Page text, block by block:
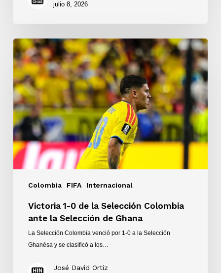
julio 8, 2026
Colombia FIFA Internacional
Victoria
1-
0
de
la
Selección
Colombia
ante
la
Selección
de
Victoria 1-0 de la Selección Colombia
ante la Selección de Ghana
La Selección Colombia venció por 1-0 a la Selección
Ghanésa y se clasificó a los…
José David Ortiz